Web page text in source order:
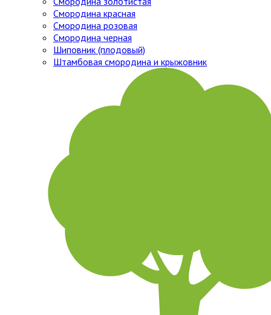
Смородина красная
Смородина розовая
Смородина черная
Шиповник (плодовый)
Штамбовая смородина и крыжовник